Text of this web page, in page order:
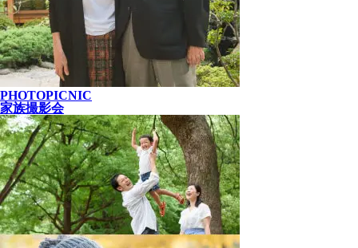
PHOTOPICNIC
家族撮影会